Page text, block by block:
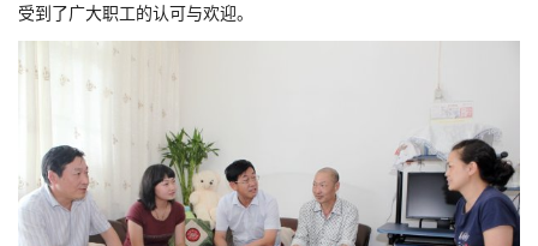
受到了广大职工的认可与欢迎。